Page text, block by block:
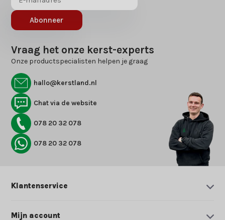
Abonneer
Vraag het onze kerst-experts
Onze productspecialisten helpen je graag
hallo@kerstland.nl
Chat via de website
078 20 32 078
078 20 32 078
Klantenservice
Mijn account